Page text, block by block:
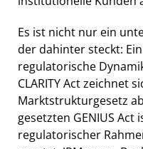
Es ist nicht nur ein
der dahinter steckt:
regulatorische
CLARITY Act zeichnet
Marktstrukturgesetz
gesetzten GENIUS
regulatorischer